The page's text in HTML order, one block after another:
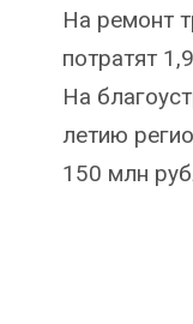
На ремонт
потратят
На
летию
150 млн